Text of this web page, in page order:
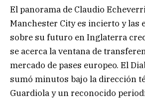
El panorama de Claudio
Manchester City es incierto y las
sobre su futuro en Inglaterra
se acerca la ventana de
mercado de pases europeo. El
sumó minutos bajo la dirección
Guardiola y un reconocido